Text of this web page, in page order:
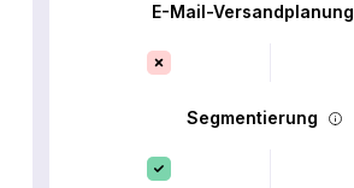
E-Mail-Versandplanung
Segmentierung